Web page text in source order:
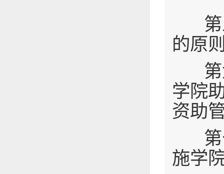
第
的原
第
学院
资助
第
施学